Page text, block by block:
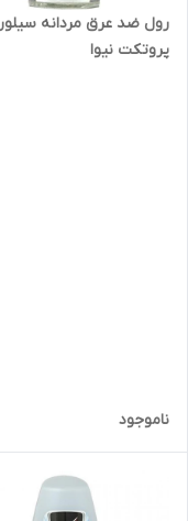
رول ضد عرق مردانه سیلور
پروتکت نیوا
ناموجود